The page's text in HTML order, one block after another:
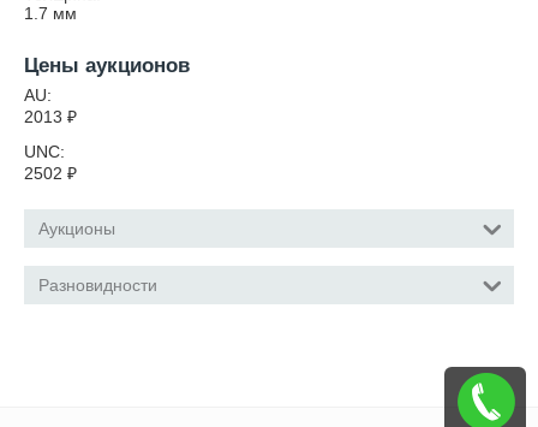
1.7 мм
Цены аукционов
AU:
2013 ₽
UNC:
2502 ₽
Аукционы
Разновидности